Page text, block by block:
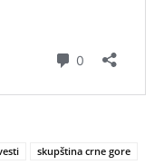
skupština crne gore